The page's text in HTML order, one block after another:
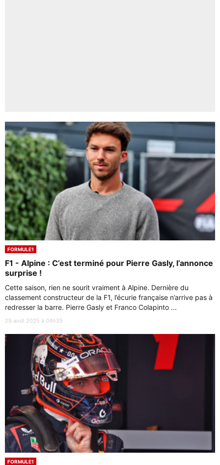
FORMULE1
F1 - Alpine : C’est terminé pour Pierre Gasly, l’annonce
surprise !
Cette saison, rien ne sourit vraiment à Alpine. Dernière du
classement constructeur de la F1, l’écurie française n’arrive pas à
redresser la barre. Pierre Gasly et Franco Colapinto ...
29 août 2025 à 04h35
FORMULE1